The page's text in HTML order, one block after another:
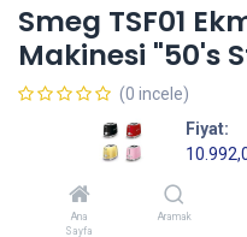
Fiyat:
Ana
Sayfa
Aramak
Smeg TSF01
Makinesi "50's
(0 incele)
10.992,00₺